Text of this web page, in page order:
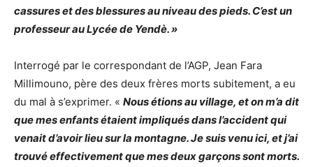
cassures et des blessures au niveau des pieds. C’est un
professeur au Lycée de Yendè. »
Interrogé par le correspondant de l’AGP, Jean Fara
Millimouno, père des deux frères morts subitement, a eu
du mal à s’exprimer. « Nous étions au village, et on m’a dit
que mes enfants étaient impliqués dans l’accident qui
venait d’avoir lieu sur la montagne. Je suis venu ici, et j’ai
trouvé effectivement que mes deux garçons sont morts.